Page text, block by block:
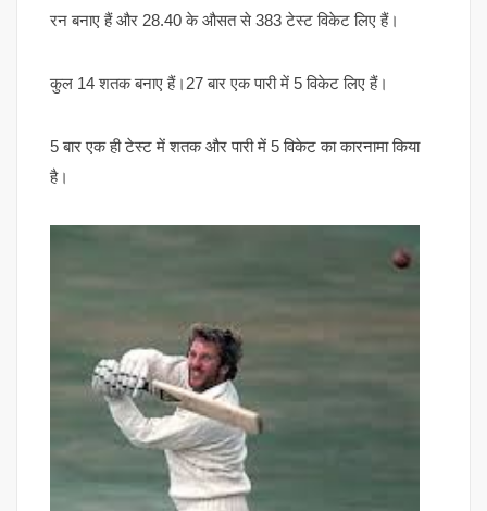
रन बनाए हैं और 28.40 के औसत से 383 टेस्ट विकेट लिए हैं।
कुल 14 शतक बनाए हैं।27 बार एक पारी में 5 विकेट लिए हैं।
5 बार एक ही टेस्ट में शतक और पारी में 5 विकेट का कारनामा किया
है।